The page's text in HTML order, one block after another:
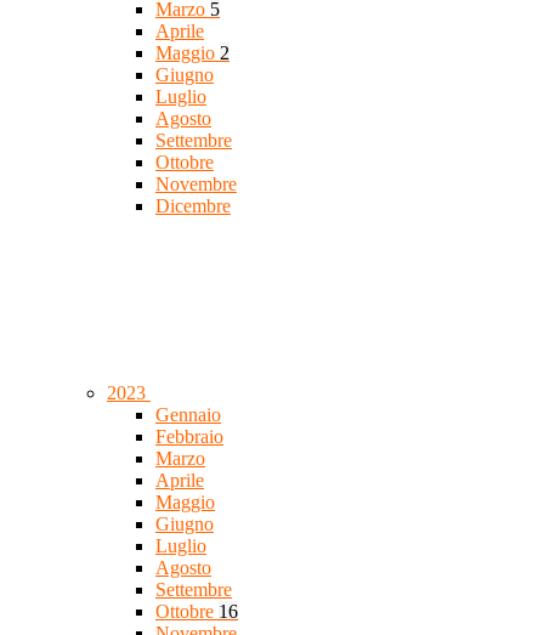
Marzo 5
Aprile
Maggio 2
Giugno
Luglio
Agosto
Settembre
Ottobre
Novembre
Dicembre
2023
Gennaio
Febbraio
Marzo
Aprile
Maggio
Giugno
Luglio
Agosto
Settembre
Ottobre 16